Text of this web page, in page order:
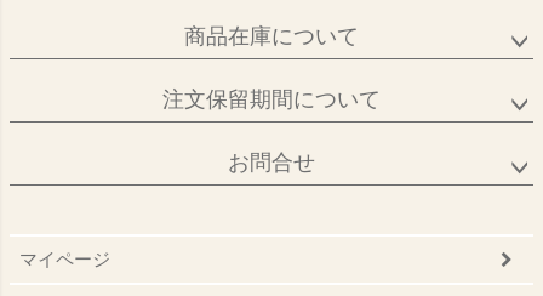
商品在庫について
注文保留期間について
お問合せ
マイページ